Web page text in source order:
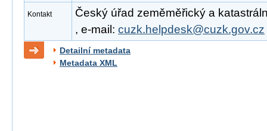
Kontakt
Český úřad zeměměřický a
, e-mail: cuzk.helpdesk@cuzk.gov.cz
Detailní metadata
Metadata XML